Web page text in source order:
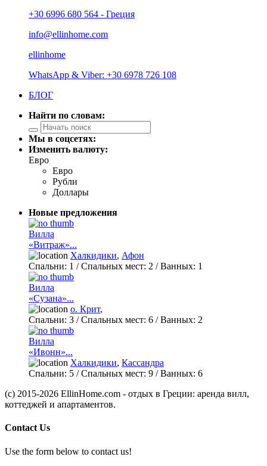
+30 6996 680 564 - Греция
info@ellinhome.com
ellinhome
WhatsApp & Viber: +30 6978 726 108
БЛОГ
Найти по словам:
Мы в соцсетях:
Изменить валюту:
Евро
Евро
Рубли
Доллары
Новые предложения
Вилла
«Витраж»...
Халкидики, Афон
Спальни: 1 / Спальных мест: 2 /Ванных: 1
Вилла
«Сузана»...
о. Крит,
Спальни: 3 / Спальных мест: 6 /Ванных: 2
Вилла
«Ивонн»...
Халкидики, Кассандра
Спальни: 5 / Спальных мест: 9 /Ванных: 6
(c) 2015-2026 EllinHome.com - отдых в Греции: аренда вилл,
коттеджей и апартаментов.
Contact Us
Use the form below to contact us!